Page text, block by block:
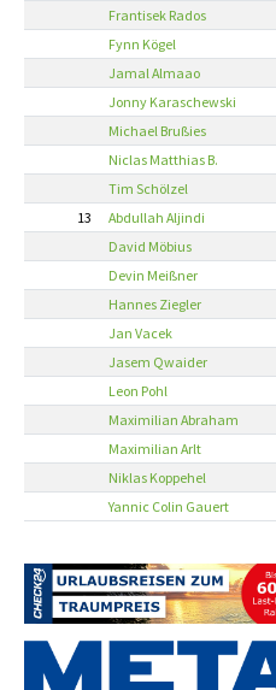
Frantisek Rados
Fynn Kögel
Jamal Almaao
Jonny Karaschewski
Michael Brußies
Niclas Matthias B.
Tim Schölzel
13
Abdullah Aljindi
David Möbius
Devin Meißner
Hannes Ziegler
Jan Vacek
Jasem Qwaider
Leon Pohl
Maximilian Abraham
Maximilian Arlt
Niklas Koppehel
Yannic Colin Gauert